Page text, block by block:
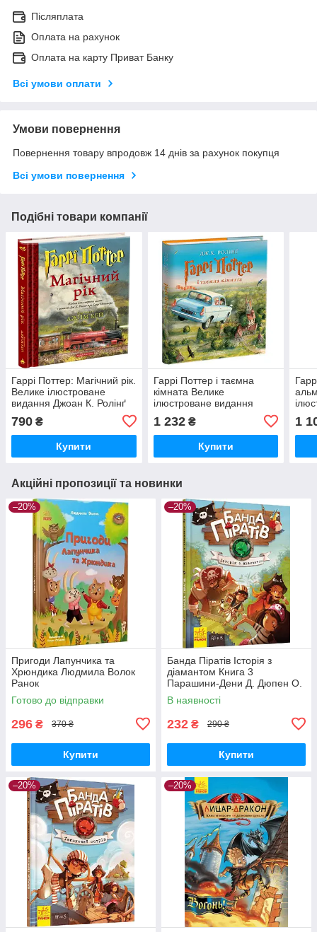
Післяплата
Оплата на рахунок
Оплата на карту Приват Банку
Всі умови оплати
Умови повернення
Повернення товару впродовж 14 днів за рахунок покупця
Всі умови повернення
Подібні товари компанії
Гаррі Поттер: Магічний рік.
Велике ілюстроване
видання Джоан К. Ролінґ
790 ₴
Купити
Гаррі Поттер і таємна
кімната Велике
ілюстроване видання
Джоан Ролінґ А-БА-БА-ГА-
ЛА-МА-ГА
1 232₴
Купити
ЛА-
1
Акційні пропозиції та новинки
–20%
Пригоди Лапунчика та
Хрюндика Людмила Волок
Ранок
Готово до відправки
296 ₴ 370 ₴
Купити
–20%
Банда Піратів Історія з
діамантом Книга 3
Парашини-Дени Д. Дюпен О.
Ранок
В наявності
232 ₴ 290 ₴
Купити
–20% –20%